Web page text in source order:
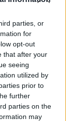
parties, or
for
opt-out
that after your
seeing
utilized by
prior to
further
parties on the
may
bármit
és a
a saját
sem veszik.